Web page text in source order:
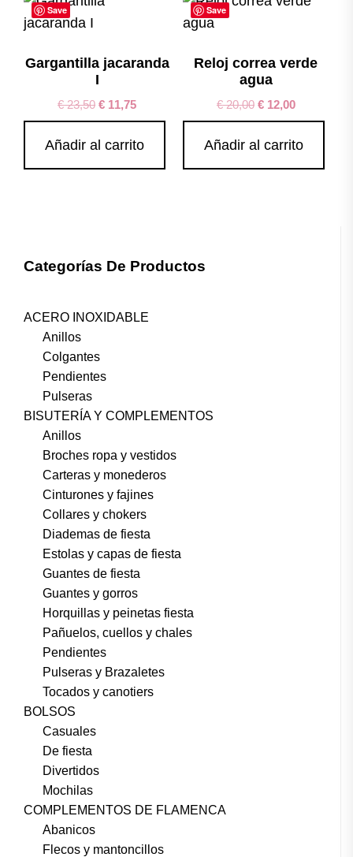
Save
Gargantilla jacaranda
I
€23,50 € 11,75
Añadir al carrito
Save
Reloj correa verde
agua
€20,00 €12,00
Añadir al carrito
Categorías De Productos
ACERO INOXIDABLE
Anillos
Colgantes
Pendientes
Pulseras
BISUTERÍA Y COMPLEMENTOS
Anillos
Broches ropa y vestidos
Carteras y monederos
Cinturones y fajines
Collares y chokers
Diademas de fiesta
Estolas y capas de fiesta
Guantes de fiesta
Guantes y gorros
Horquillas y peinetas fiesta
Pañuelos, cuellos y chales
Pendientes
Pulseras y Brazaletes
Tocados y canotiers
BOLSOS
Casuales
De fiesta
Divertidos
Mochilas
COMPLEMENTOS DE FLAMENCA
Abanicos
Flecos y mantoncillos